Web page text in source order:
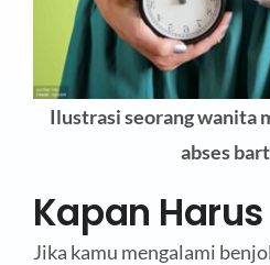
Ilustrasi seorang wanita
abses
Kapan
Jika kamu mengalami